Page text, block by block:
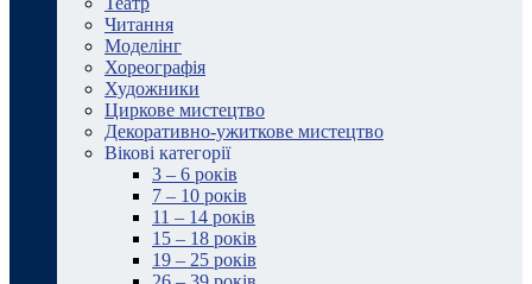
Читання
Моделінг
Хореографія
Художники
Циркове мистецтво
Декоративно-ужиткове мистецтво
Вікові категорії
3 – 6 років
7 – 10 років
11 – 14 років
15 – 18 років
19 – 25 років